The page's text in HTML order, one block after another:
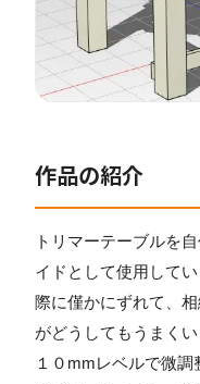
作品の紹介
トリマーテーブルを
イドとして使用して
際に僅かにずれて、
がどうしてもうまく
１０mmレベルで微調